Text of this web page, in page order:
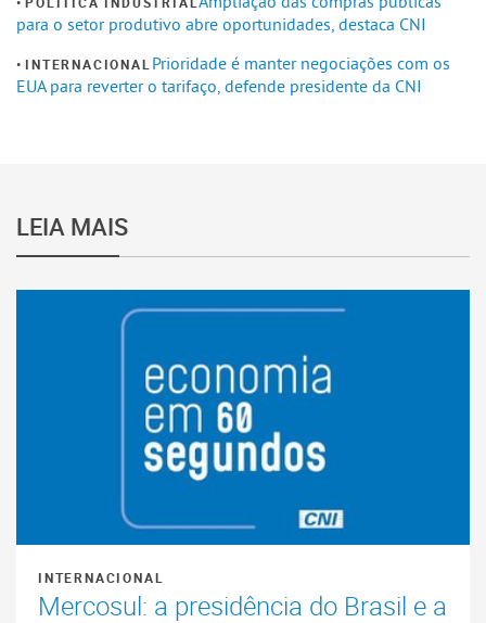
para o setor produtivo abre oportunidades, destaca CNI
INTERNACIONAL Prioridade é manter negociações com os
EUA para reverter o tarifaço, defende presidente da CNI
LEIA MAIS
INTERNACIONAL
Mercosul: a presidência do Brasil e a